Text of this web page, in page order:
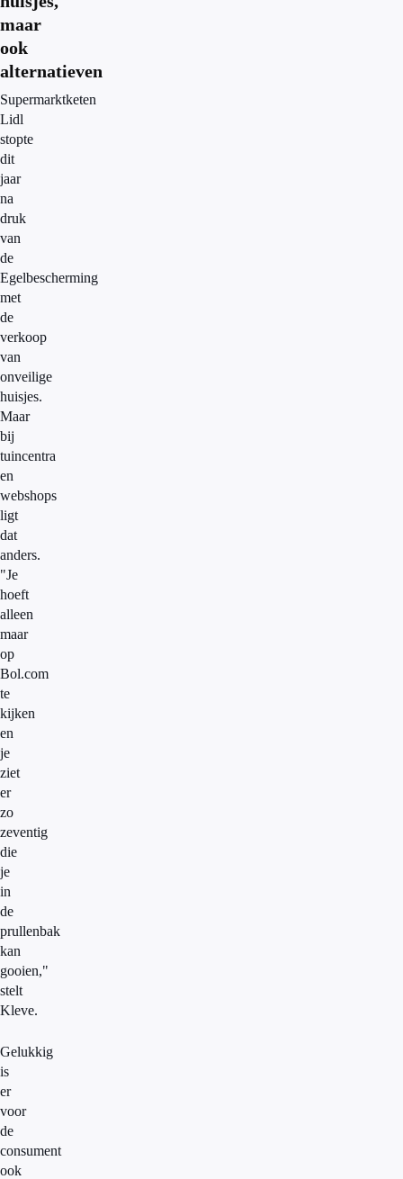
maar
ook
alternatieven
Supermarktketen
Lidl
stopte
dit
jaar
na
druk
van
de
Egelbescherming
met
de
verkoop
van
onveilige
huisjes.
Maar
bij
tuincentra
en
webshops
ligt
dat
anders.
"Je
hoeft
alleen
maar
op
Bol.com
te
kijken
en
je
ziet
er
zo
zeventig
die
je
in
de
prullenbak
kan
gooien,"
stelt
Kleve.
Gelukkig
is
er
voor
de
consument
ook